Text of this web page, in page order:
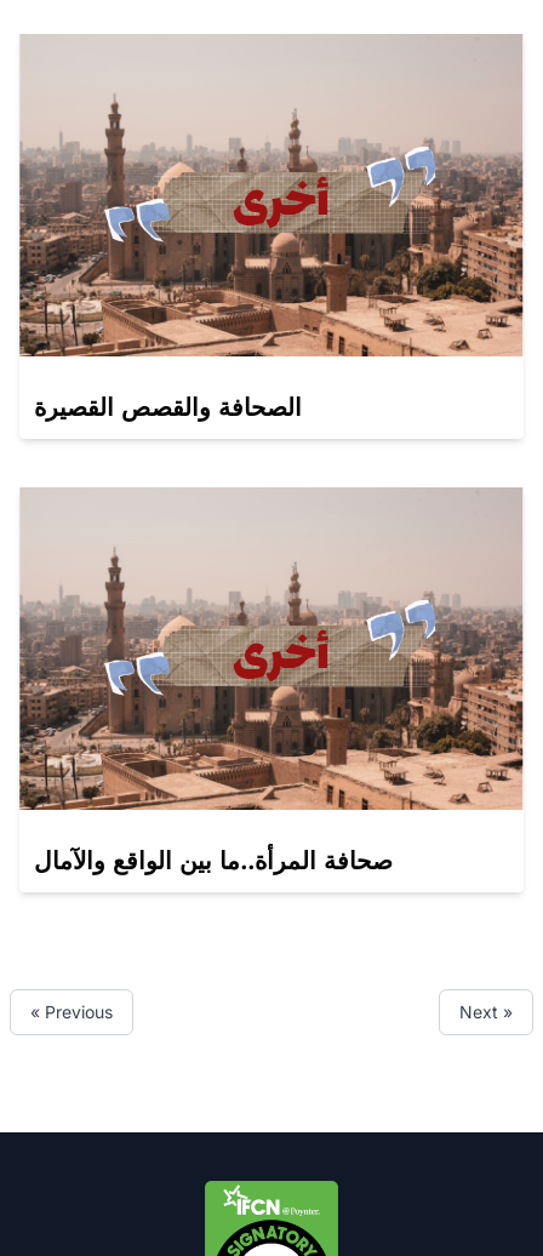
الصحافة والقصص القصيرة
صحافة المرأة..ما بين الواقع والآمال
« Previous Next »